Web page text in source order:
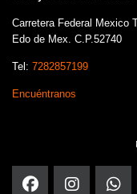
Carretera Federal Mexico
Edo de Mex. C.P.52740
Tel: 7282857199
Encuéntranos